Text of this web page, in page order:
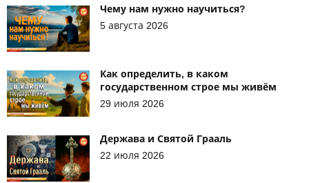
Чему нам нужно научиться?
5 августа 2026
Как определить, в каком
государственном строе мы живём
29 июля 2026
Держава и Святой Грааль
22 июля 2026